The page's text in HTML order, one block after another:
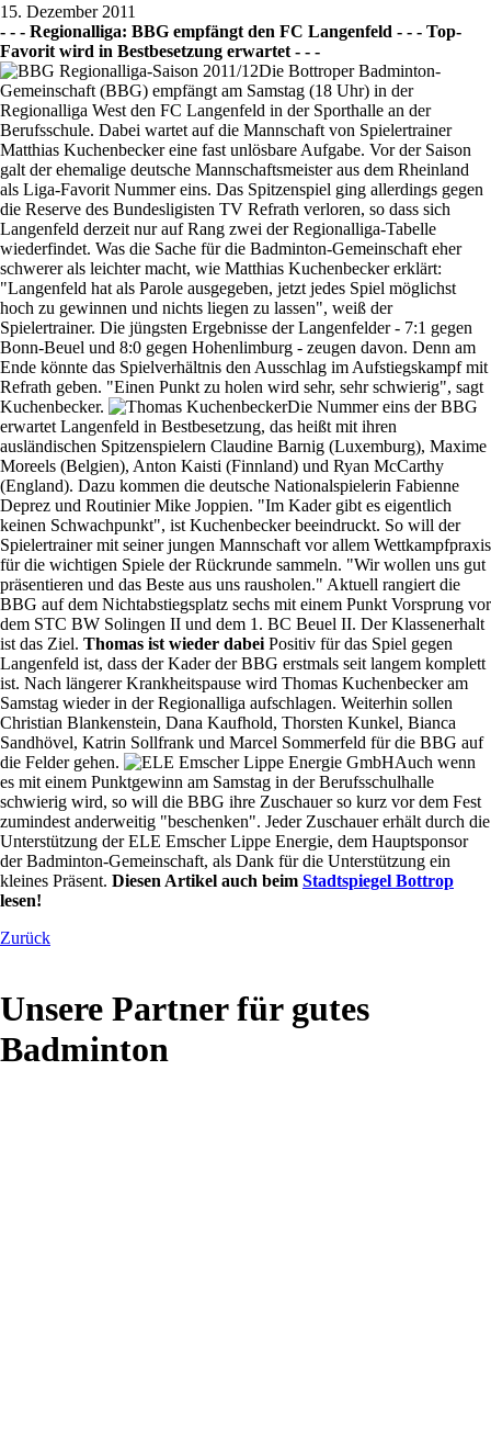
15. Dezember 2011
- - - Regionalliga: BBG empfängt den FC Langenfeld - - - Top-
Favorit wird in Bestbesetzung erwartet - - -
Die Bottroper Badminton-
Gemeinschaft (BBG) empfängt am Samstag (18 Uhr) in der
Regionalliga West den FC Langenfeld in der Sporthalle an der
Berufsschule. Dabei wartet auf die Mannschaft von Spielertrainer
Matthias Kuchenbecker eine fast unlösbare Aufgabe. Vor der Saison
galt der ehemalige deutsche Mannschaftsmeister aus dem Rheinland
als Liga-Favorit Nummer eins. Das Spitzenspiel ging allerdings gegen
die Reserve des Bundesligisten TV Refrath verloren, so dass sich
Langenfeld derzeit nur auf Rang zwei der Regionalliga-Tabelle
wiederfindet. Was die Sache für die Badminton-Gemeinschaft eher
schwerer als leichter macht, wie Matthias Kuchenbecker erklärt:
"Langenfeld hat als Parole ausgegeben, jetzt jedes Spiel möglichst
hoch zu gewinnen und nichts liegen zu lassen", weiß der
Spielertrainer. Die jüngsten Ergebnisse der Langenfelder - 7:1 gegen
Bonn-Beuel und 8:0 gegen Hohenlimburg - zeugen davon. Denn am
Ende könnte das Spielverhältnis den Ausschlag im Aufstiegskampf mit
Refrath geben. "Einen Punkt zu holen wird sehr, sehr schwierig", sagt
Kuchenbecker.
Die Nummer eins der BBG
erwartet Langenfeld in Bestbesetzung, das heißt mit ihren
ausländischen Spitzenspielern Claudine Barnig (Luxemburg), Maxime
Moreels (Belgien), Anton Kaisti (Finnland) und Ryan McCarthy
(England). Dazu kommen die deutsche Nationalspielerin Fabienne
Deprez und Routinier Mike Joppien. "Im Kader gibt es eigentlich
keinen Schwachpunkt", ist Kuchenbecker beeindruckt. So will der
Spielertrainer mit seiner jungen Mannschaft vor allem Wettkampfpraxis
für die wichtigen Spiele der Rückrunde sammeln. "Wir wollen uns gut
präsentieren und das Beste aus uns rausholen." Aktuell rangiert die
BBG auf dem Nichtabstiegsplatz sechs mit einem Punkt Vorsprung vor
dem STC BW Solingen II und dem 1. BC Beuel II. Der Klassenerhalt
ist das Ziel. Thomas ist wieder dabei Positiv für das Spiel gegen
Langenfeld ist, dass der Kader der BBG erstmals seit langem komplett
ist. Nach längerer Krankheitspause wird Thomas Kuchenbecker am
Samstag wieder in der Regionalliga aufschlagen. Weiterhin sollen
Christian Blankenstein, Dana Kaufhold, Thorsten Kunkel, Bianca
Sandhövel, Katrin Sollfrank und Marcel Sommerfeld für die BBG auf
die Felder gehen.
Auch wenn
es mit einem Punktgewinn am Samstag in der Berufsschulhalle
schwierig wird, so will die BBG ihre Zuschauer so kurz vor dem Fest
zumindest anderweitig "beschenken". Jeder Zuschauer erhält durch die
Unterstützung der ELE Emscher Lippe Energie, dem Hauptsponsor
der Badminton-Gemeinschaft, als Dank für die Unterstützung ein
kleines Präsent. Diesen Artikel auch beim Stadtspiegel Bottrop
lesen!
Zurück
Unsere Partner für gutes
Badminton